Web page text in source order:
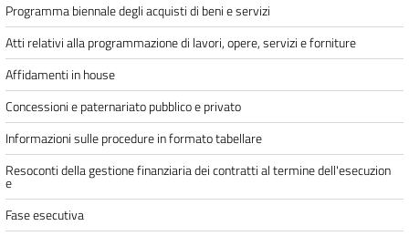
Programma biennale degli acquisti di beni e servizi
Atti relativi alla programmazione di lavori, opere, servizi e forniture
Affidamenti in house
Concessioni e paternariato pubblico e privato
Informazioni sulle procedure in formato tabellare
Resoconti della gestione finanziaria dei contratti al termine dell'esecuzion
e
Fase esecutiva